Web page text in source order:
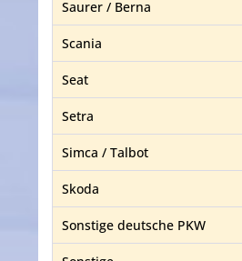
Saurer / Berna
Scania
Seat
Setra
Simca / Talbot
Skoda
Sonstige deutsche PKW